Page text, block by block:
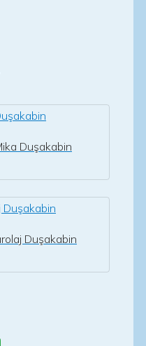
Duşakabin
Duşakabin